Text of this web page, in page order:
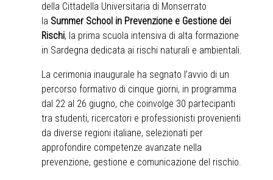
della Cittadella Universitaria di Monserrato
la Summer School in Prevenzione e Gestione dei
Rischi, la prima scuola intensiva di alta formazione
in Sardegna dedicata ai rischi naturali e ambientali.
La cerimonia inaugurale ha segnato l’avvio di un
percorso formativo di cinque giorni, in programma
dal 22 al 26 giugno, che coinvolge 30 partecipanti
tra studenti, ricercatori e professionisti provenienti
da diverse regioni italiane, selezionati per
approfondire competenze avanzate nella
prevenzione, gestione e comunicazione del rischio.